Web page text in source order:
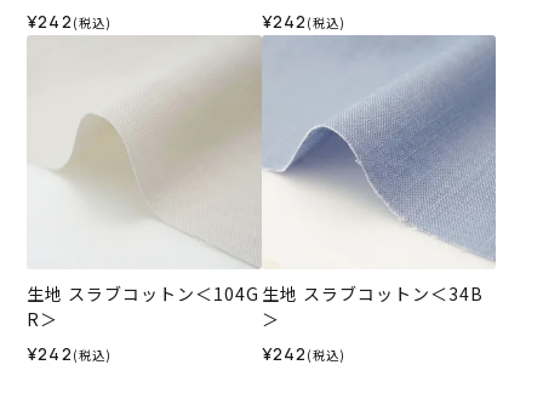
¥242 (税込) ¥242 (税込)
生地 スラブコットン＜104G
R＞
¥242 (税込)
生地 スラブコットン＜34B
＞
¥242 (税込)